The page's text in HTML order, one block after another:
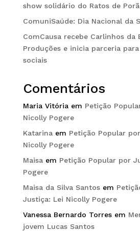
show solidário do Ratos de
ComuniSaúde: Dia Nacional da
ComCausa recebe Carlinhos da
Produções e inicia parceria
sociais
Comentários
Maria Vitóriaem Petição
Nicolly Pogere
Katarinaem Petição Popular
Nicolly Pogere
Maisaem Petição Popular por
Pogere
Maisa da Silva Santosem
Justiça: Lei Nicolly Pogere
Vanessa Bernardo Torresem
jovem Lucas Santos